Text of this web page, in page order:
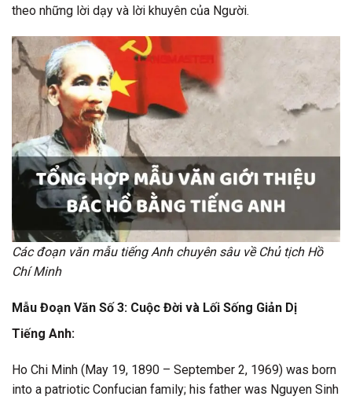
theo những lời dạy và lời khuyên của Người.
Các đoạn văn mẫu tiếng Anh chuyên sâu về Chủ tịch Hồ
Chí Minh
Mẫu Đoạn Văn Số 3: Cuộc Đời và Lối Sống Giản Dị
Tiếng Anh:
Ho Chi Minh (May 19, 1890 – September 2, 1969) was born
into a patriotic Confucian family; his father was Nguyen Sinh